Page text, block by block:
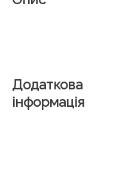
Додаткова
інформація